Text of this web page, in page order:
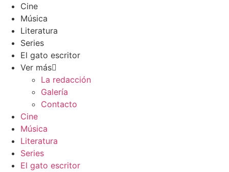
Cine
Música
Literatura
Series
El gato escritor
Ver más
La redacción
Galería
Contacto
Cine
Música
Literatura
Series
El gato escritor